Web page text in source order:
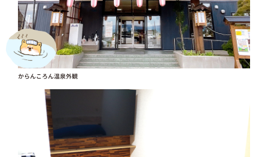
からんころん温泉外観